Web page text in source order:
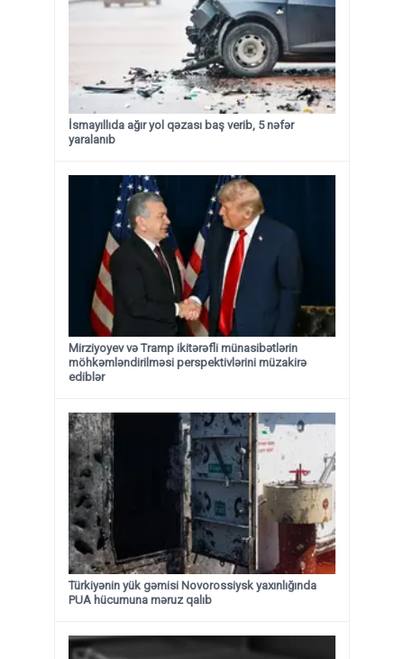
İsmayıllıda ağır yol qəzası baş verib, 5 nəfər
yaralanıb
Mirziyoyev və Tramp ikitərəfli münasibətlərin
möhkəmləndirilməsi perspektivlərini müzakirə
ediblər
Türkiyənin yük gəmisi Novorossiysk yaxınlığında
PUA hücumuna məruz qalıb